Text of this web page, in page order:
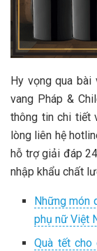
Hy vọng qua
vang Pháp &
thông tin chi tiết
lòng liên hệ
hỗ trợ giải đáp
nhập khẩu chất
Những món
phụ nữ Việt
Quà tết